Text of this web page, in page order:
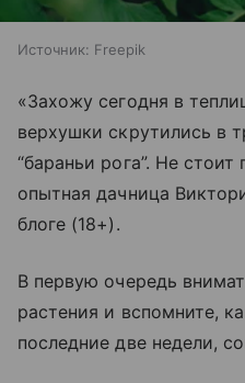
Источник: Freepik
«Захожу сегодня в
верхушки скрутились в
“бараньи рога”. Не
опытная дачница
блоге (18+).
В первую очередь
растения и вспомните,
последние две недели,